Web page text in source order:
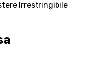
Irrestringibile